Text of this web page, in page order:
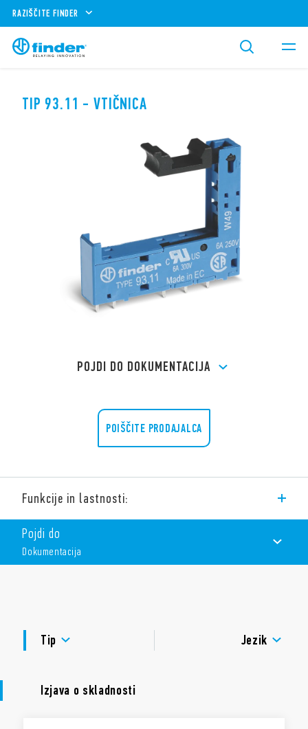
RAZIŠČITE FINDER
TIP 93.11 - VTIČNICA
POJDI DO DOKUMENTACIJA
POIŠČITE PRODAJALCA
Funkcije in lastnosti:
Tip 93.11 vtičnica PCB, s sponko za zadrževanje in sprostitev.
Primerno za releje 34.51, 34.81.
Dielektrična trdnost: ≥ 6 kV (1,2 / 50 μs) med tuljavo in
kontakti
Pojdi do
Dokumentacija
ODOBRITVE
Tip
Jezik
Izjava o skladnosti